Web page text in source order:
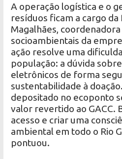
A operação logística e o
resíduos ficam a cargo da
Magalhães,
socioambientais da
ação resolve uma
população: a dúvida
eletrônicos de forma
sustentabilidade à
depositado no ecoponto
valor revertido ao GACC.
acesso e criar uma
ambiental em todo o Rio
pontuou.